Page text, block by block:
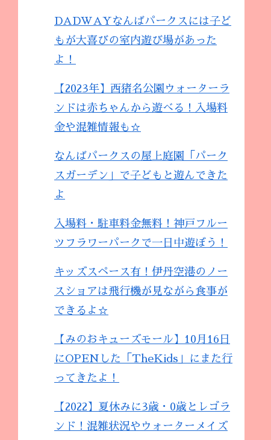
DADWAYなんばパークスには子ど
もが大喜びの室内遊び場があった
よ！
【2023年】西猪名公園ウォーターラ
ンドは赤ちゃんから遊べる！入場料
金や混雑情報も☆
なんばパークスの屋上庭園「パーク
スガーデン」で子どもと遊んできた
よ
入場料・駐車料金無料！神戸フルー
ツフラワーパークで一日中遊ぼう！
キッズスペース有！伊丹空港のノー
スショアは飛行機が見ながら食事が
できるよ☆
【みのおキューズモール】10月16日
にOPENした「TheKids」にまた行
ってきたよ！
【2022】夏休みに3歳・0歳とレゴラ
ンド！混雑状況やウォーターメイズ